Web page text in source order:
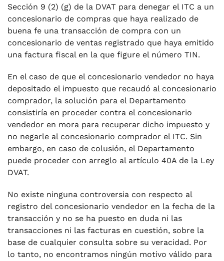
Sección 9 (2) (g) de la DVAT para denegar el ITC a un
concesionario de compras que haya realizado de
buena fe una transacción de compra con un
concesionario de ventas registrado que haya emitido
una factura fiscal en la que figure el número TIN.
En el caso de que el concesionario vendedor no haya
depositado el impuesto que recaudó al concesionario
comprador, la solución para el Departamento
consistiría en proceder contra el concesionario
vendedor en mora para recuperar dicho impuesto y
no negarle al concesionario comprador el ITC. Sin
embargo, en caso de colusión, el Departamento
puede proceder con arreglo al artículo 40A de la Ley
DVAT.
No existe ninguna controversia con respecto al
registro del concesionario vendedor en la fecha de la
transacción y no se ha puesto en duda ni las
transacciones ni las facturas en cuestión, sobre la
base de cualquier consulta sobre su veracidad. Por
lo tanto, no encontramos ningún motivo válido para